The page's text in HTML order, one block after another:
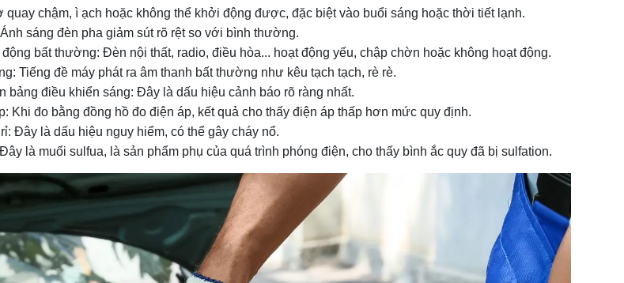
chậm, ì ạch hoặc không thể khởi động được, đặc biệt vào buổi sáng hoặc thời tiết lạnh.
sáng đèn pha giảm sút rõ rệt so với bình thường.
bất thường: Đèn nội thất, radio, điều hòa... hoạt động yếu, chập chờn hoặc không hoạt động.
Tiếng đề máy phát ra âm thanh bất thường như kêu tạch tạch, rè rè.
bảng điều khiển sáng: Đây là dấu hiệu cảnh báo rõ ràng nhất.
Khi đo bằng đồng hồ đo điện áp, kết quả cho thấy điện áp thấp hơn mức quy định.
Đây là dấu hiệu nguy hiểm, có thể gây cháy nổ.
là muối sulfua, là sản phẩm phụ của quá trình phóng điện, cho thấy bình ắc quy đã bị sulfation.